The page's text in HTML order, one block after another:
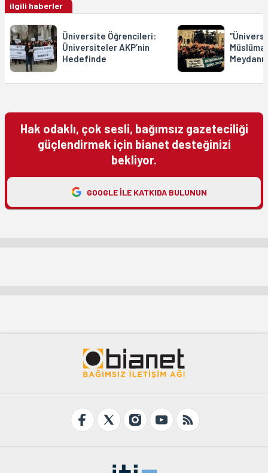
ilgili haberler
Üniversite Öğrencileri:
Üniversiteler AKP’nin
Hedefinde
Hak odaklı, çok sesli, bağımsız gazeteciliği
güçlendirmek için bianet desteğinizi
bekliyor.
GOOGLE ILE KATKIDA BULUNUN